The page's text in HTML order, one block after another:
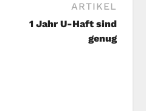
ARTIKEL
1 Jahr U-Haft sind
genug